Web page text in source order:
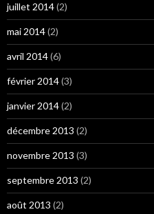
juillet 2014(2)
mai 2014(2)
avril 2014(6)
février 2014(3)
janvier 2014(2)
décembre 2013 (2)
novembre 2013 (3)
septembre 2013 (2)
août 2013 (2)